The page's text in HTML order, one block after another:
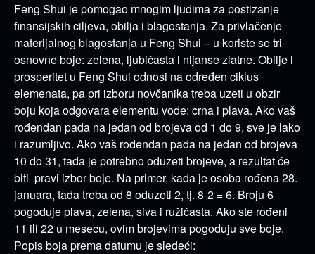
Feng Shui je pomogao mnogim ljudima za postizanje
finansijskih ciljeva, obilja i blagostanja. Za privlačenje
materijalnog blagostanja u Feng Shui – u koriste se tri
osnovne boje: zelena, ljubičasta i nijanse zlatne. Obilje i
prosperitet u Feng Shui odnosi na određen ciklus
elemenata, pa pri izboru novčanika treba uzeti u obzir
boju koja odgovara elementu vode: crna i plava. Ako vaš
rođendan pada na jedan od brojeva od 1 do 9, sve je lako
i razumljivo. Ako vaš rođendan pada na jedan od brojeva
10 do 31, tada je potrebno oduzeti brojeve, a rezultat će
biti pravi izbor boje. Na primer, kada je osoba rođena 28.
januara, tada treba od 8 oduzeti 2, tj. 8-2 = 6. Broju 6
pogoduje plava, zelena, siva i ružičasta. Ako ste rođeni
11 ili 22 u mesecu, ovim brojevima pogoduju sve boje.
Popis boja prema datumu je sledeći: